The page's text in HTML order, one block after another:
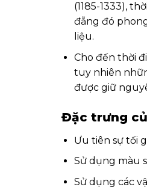
(1185-1333),
đẵng đó
liệu.
Cho đến thời
tuy nhiên
được giữ
Đặc trưng
Ưu tiên sự tối
Sử dụng màu
Sử dụng các